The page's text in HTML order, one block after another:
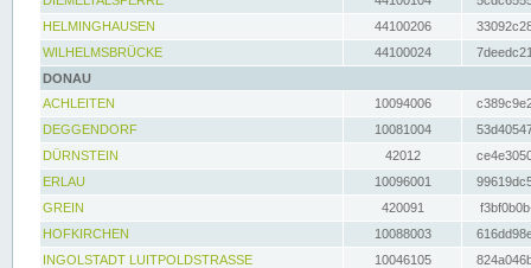
HELMINGHAUSEN
44100206
WILHELMSBRÜCKE
44100024
DONAU
ACHLEITEN
10094006
DEGGENDORF
10081004
DÜRNSTEIN
42012
ERLAU
10096001
GREIN
420091
HOFKIRCHEN
10088003
INGOLSTADT LUITPOLDSTRASSE
10046105